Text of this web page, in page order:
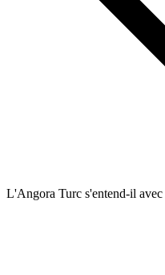
L'Angora Turc s'entend-il avec